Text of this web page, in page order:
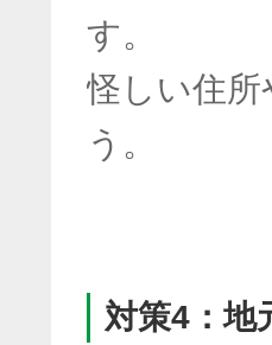
す。
怪しい住
う。
対策4：地